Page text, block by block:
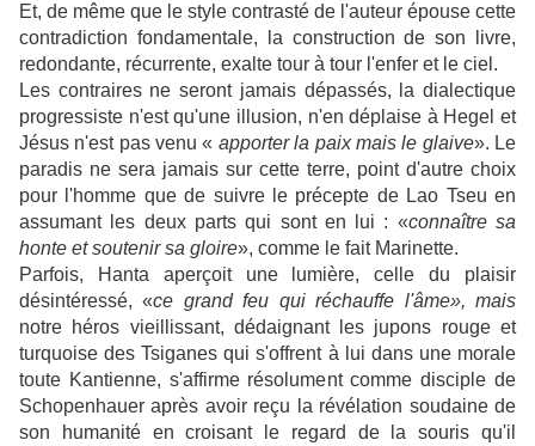
Et, de même que le style contrasté de l'auteur épouse cette
contradiction fondamentale, la construction de son livre,
redondante, récurrente, exalte tour à tour l'enfer et le ciel.
Les contraires ne seront jamais dépassés, la dialectique
progressiste n'est qu'une illusion, n'en déplaise à Hegel et
Jésus n'est pas venu « apporter la paix mais le glaive». Le
paradis ne sera jamais sur cette terre, point d'autre choix
pour l'homme que de suivre le précepte de Lao Tseu en
assumant les deux parts qui sont en lui : «connaître sa
honte et soutenir sa gloire», comme le fait Marinette.
Parfois, Hanta aperçoit une lumière, celle du plaisir
désintéressé, «ce grand feu qui réchauffe l'âme», mais
notre héros vieillissant, dédaignant les jupons rouge et
turquoise des Tsiganes qui s'offrent à lui dans une morale
toute Kantienne, s'affirme résolument comme disciple de
Schopenhauer après avoir reçu la révélation soudaine de
son humanité en croisant le regard de la souris qu'il